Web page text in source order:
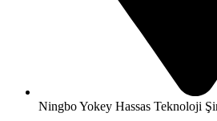
Ningbo Yokey Hassas Teknoloji